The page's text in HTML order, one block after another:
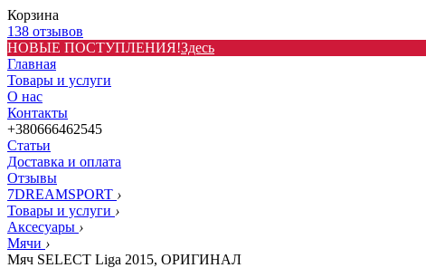
Корзина
138 отзывов
НОВЫЕ ПОСТУПЛЕНИЯ!Здесь
Главная
Товары и услуги
О нас
Контакты
+380666462545
Статьи
Доставка и оплата
Отзывы
7DREAMSPORT ›
Товары и услуги ›
Аксесуары ›
Мячи ›
Мяч SELECT Liga 2015, ОРИГИНАЛ